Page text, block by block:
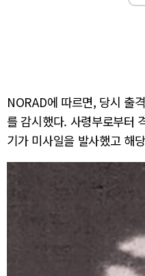
NORAD에 따르면, 당시 출
를 감시했다. 사령부로부터
기가 미사일을 발사했고 해